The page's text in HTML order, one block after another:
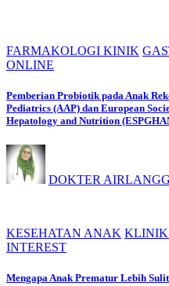
FARMAKOLOGI KINIK
ONLINE
Pemberian Probiotik pada Anak
Pediatrics (AAP) dan European
Hepatology and Nutrition
DOKTER
KESEHATAN ANAK KLINIK
INTEREST
Mengapa Anak Prematur Lebih